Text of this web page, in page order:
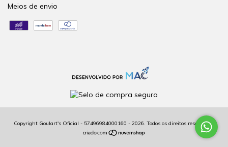
Meios de envio
Copyright Goulart's Oficial - 57496984000160 - 2026. Todos os direitos reservados.